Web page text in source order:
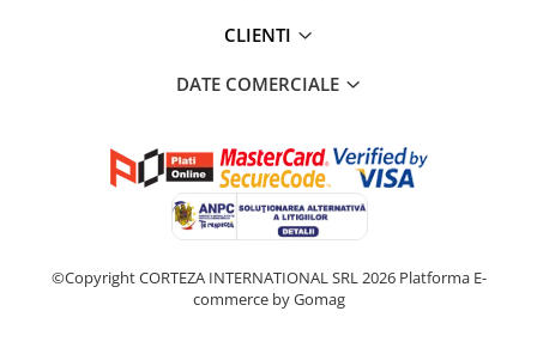
CLIENTI
DATE COMERCIALE
©Copyright CORTEZA INTERNATIONAL SRL 2026 Platforma E-
commerce by Gomag